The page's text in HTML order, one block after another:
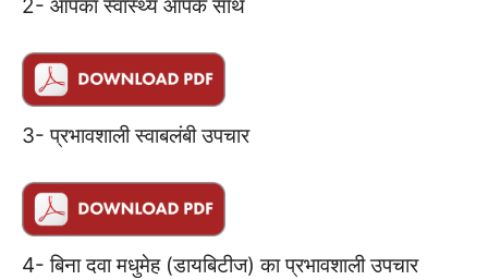
2- आपका स्वास्थ्य आपके साथ
3- प्रभावशाली स्वाबलंबी उपचार
4- बिना दवा मधुमेह (डायबिटीज) का प्रभावशाली उपचार